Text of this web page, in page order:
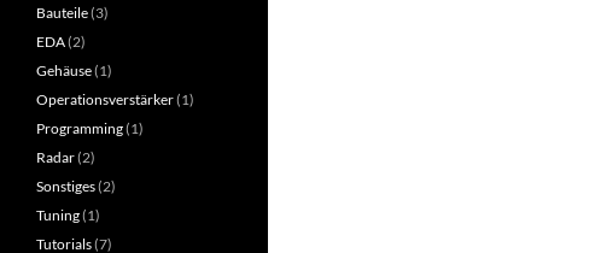
Bauteile(3)
EDA(2)
Gehäuse(1)
Operationsverstärker(1)
Programming(1)
Radar(2)
Sonstiges(2)
Tuning(1)
Tutorials(7)